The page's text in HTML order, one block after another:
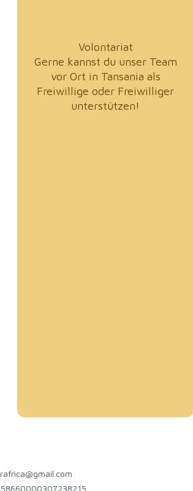
Volontariat
Gerne kannst du unser Team
vor Ort in Tansania als
Freiwillige oder Freiwilliger
unterstützen!